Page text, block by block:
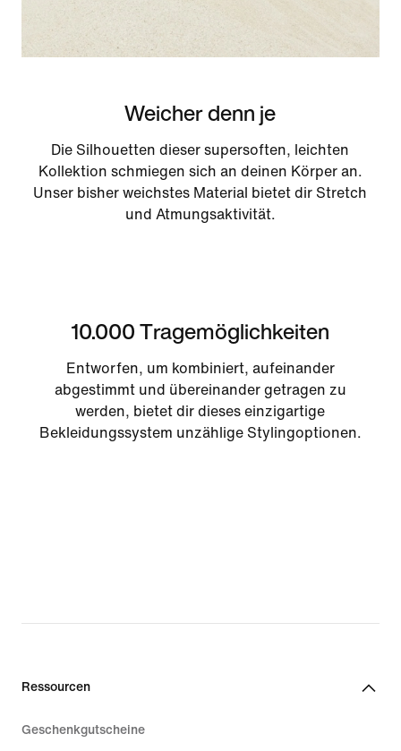
Weicher denn je
Die Silhouetten dieser supersoften, leichten
Kollektion schmiegen sich an deinen Körper an.
Unser bisher weichstes Material bietet dir Stretch
und Atmungsaktivität.
10.000 Tragemöglichkeiten
Entworfen, um kombiniert, aufeinander
abgestimmt und übereinander getragen zu
werden, bietet dir dieses einzigartige
Bekleidungssystem unzählige Stylingoptionen.
Ressourcen
Geschenkgutscheine